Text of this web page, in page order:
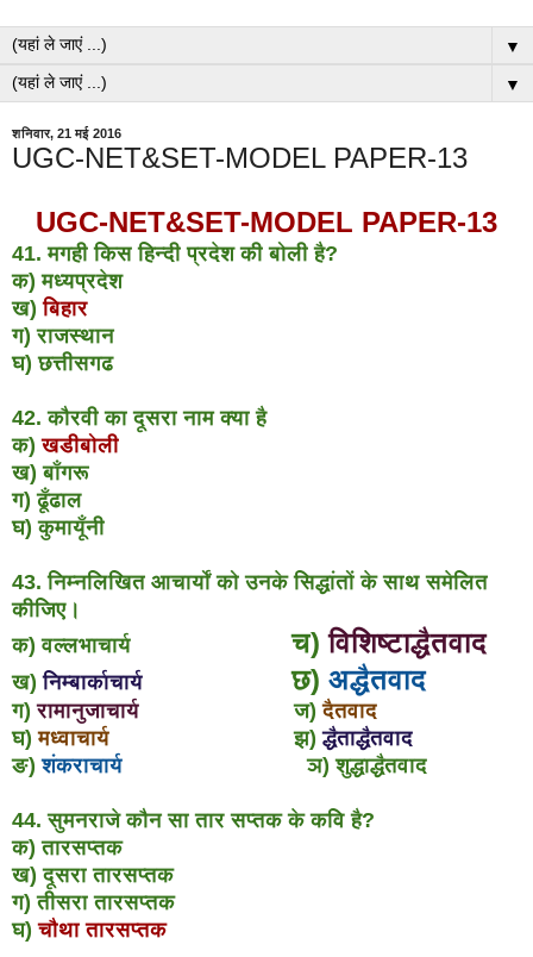
▼
▼
शनिवार, 21 मई 2016
UGC-NET&SET-MODEL PAPER-13
UGC-NET&SET-MODEL PAPER-13
41. मगही किस हिन्दी प्रदेश की बोली है?
क) मध्यप्रदेश
ख)बिहार
ग) राजस्थान
घ) छत्तीसगढ
42. कौरवी का दूसरा नाम क्या है
क)खडीबोली
ख) बाँगरू
ग) ढूँढाल
घ) कुमायूँनी
43. निम्नलिखित आचार्यों को उनके सिद्धांतों के साथ समेलित
कीजिए।
क) वल्लभाचार्यच)विशिष्टाद्धैतवाद
ख)निम्बार्काचार्य छ) अद्धैतवाद
ग)रामानुजाचार्य ज) दैतवाद
घ)मध्वाचार्य झ)द्धैताद्धैतवाद
ङ)शंकराचार्य ञ) शुद्धाद्धैतवाद
44. सुमनराजे कौन सा तार सप्तक के कवि है?
क) तारसप्तक
ख) दूसरा तारसप्तक
ग) तीसरा तारसप्तक
घ)चौथा तारसप्तक